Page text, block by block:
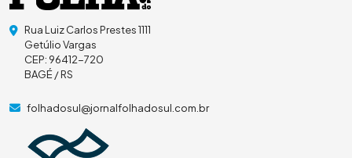
Rua Luiz Carlos Prestes 1111
Getúlio Vargas
CEP: 96412-720
BAGÉ / RS
folhadosul@jornalfolhadosul.com.br